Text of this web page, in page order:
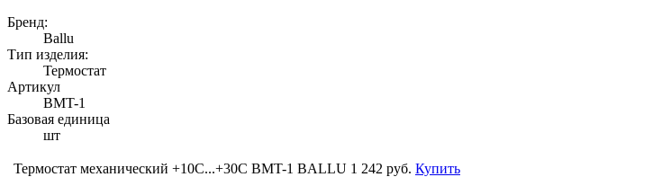
Бренд:
Ballu
Тип изделия:
Термостат
Артикул
BMT-1
Базовая единица
шт
Термостат механический +10С...+30С BMT-1 BALLU 1 242 руб. Купить